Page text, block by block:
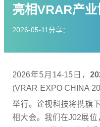
亮相VRAR产
2026-05-11 分享：
2026年5月 14-15 日，
(VRAR EXPO CHINA
举行。诠视科技将携旗下
相大会。我们在J02展位